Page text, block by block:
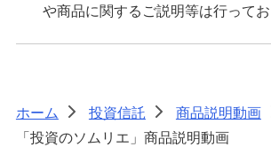
オンライン金融商品仲介サービス
金銭信託「貯蓄の達人」
や商品に関するご説明等は行ってお
ホーム > 投資信託 > 商品説明動画
「投資のソムリエ」商品説明動画